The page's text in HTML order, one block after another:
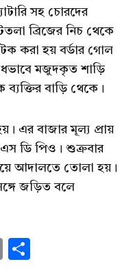
সহ চোরদের
ব্রিজের নিচ থেকে
করা হয় বর্ডার গোল
মজুদকৃত শাড়ি
বাড়ি থেকে।
এর বাজার মূল্য প্রায়
ডি পিও। শুক্রবার
আদালতে তোলা হয়।
জড়িত বলে
Copy